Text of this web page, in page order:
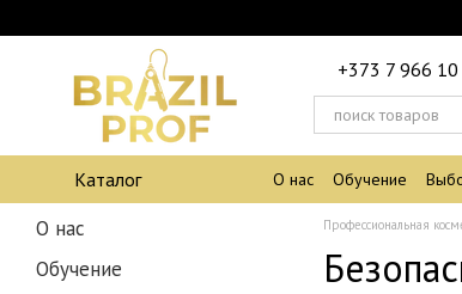
+373 7 966
Каталог О нас Обучение
Профессиональная
О нас
Обучение